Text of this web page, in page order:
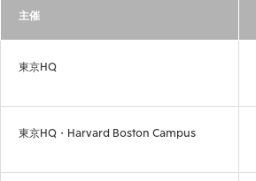
主催
東京HQ
東京HQ・Harvard Boston Campus